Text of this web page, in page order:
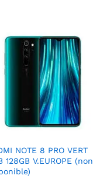
NOTE 8 PRO VERT
128GB V.EUROPE (non